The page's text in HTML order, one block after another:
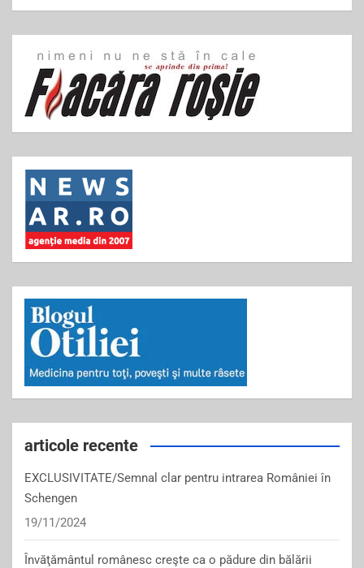
articole recente
EXCLUSIVITATE/Semnal clar pentru intrarea României în
Schengen
19/11/2024
Învăţământul românesc creşte ca o pădure din bălării